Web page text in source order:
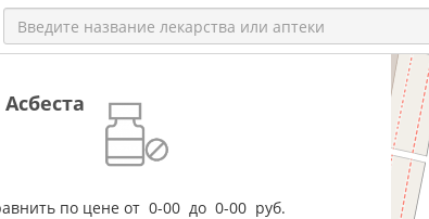
по цене от 0-00 до 0-00 руб.